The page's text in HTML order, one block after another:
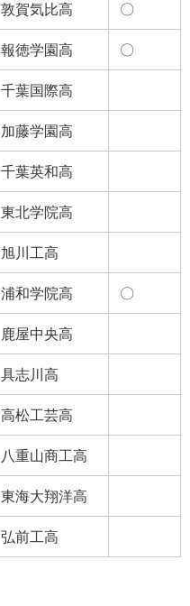
敦賀気比高 〇
報徳学園高 〇
千葉国際高
加藤学園高
千葉英和高
東北学院高
旭川工高
浦和学院高 〇
鹿屋中央高
具志川高
高松工芸高
八重山商工高
東海大翔洋高
弘前工高